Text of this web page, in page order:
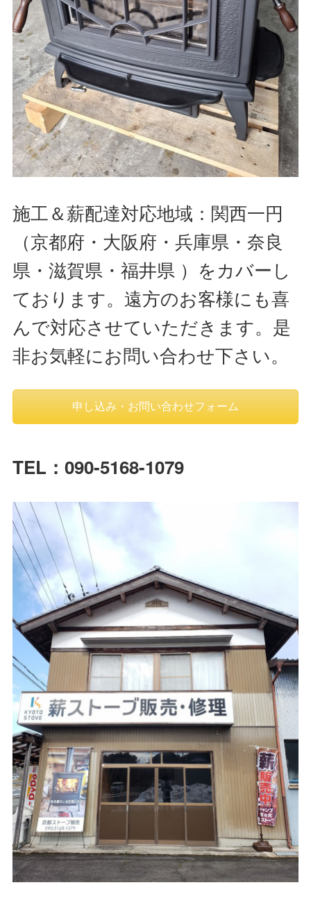
施工＆薪配達対応地域：関西一円
（京都府・大阪府・兵庫県・奈良
県・滋賀県・福井県 ）をカバーし
ております。遠方のお客様にも喜
んで対応させていただきます。是
非お気軽にお問い合わせ下さい。
申し込み・お問い合わせフォーム
TEL：090-5168-1079